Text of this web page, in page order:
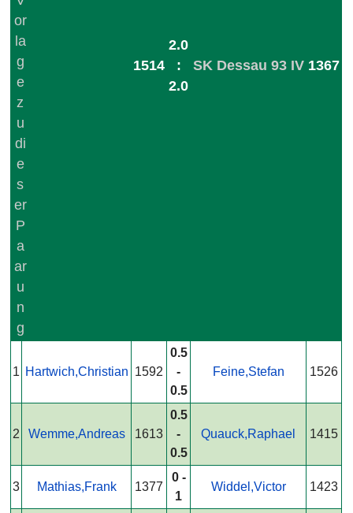
1514
2.0
:
2.0
SK Dessau 93 IV 1367
1 Hartwich,Christian 1592
0.5
-
0.5
Feine,Stefan 1526
2 Wemme,Andreas 1613
0.5
-
0.5
Quauck,Raphael 1415
3 Mathias,Frank 1377
0 -
1
Widdel,Victor 1423